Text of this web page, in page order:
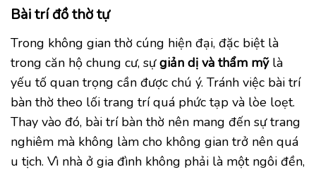
Bài trí đồ thờ tự
Trong không gian thờ cúng hiện đại, đặc biệt là
trong căn hộ chung cư, sựgiản dị và thẩm mỹlà
yếu tố quan trọng cần được chú ý. Tránh việc bài trí
bàn thờ theo lối trang trí quá phức tạp và lòe loẹt.
Thay vào đó, bài trí bàn thờ nên mang đến sự trang
nghiêm mà không làm cho không gian trở nên quá
u tịch. Vì nhà ở gia đình không phải là một ngôi đền,